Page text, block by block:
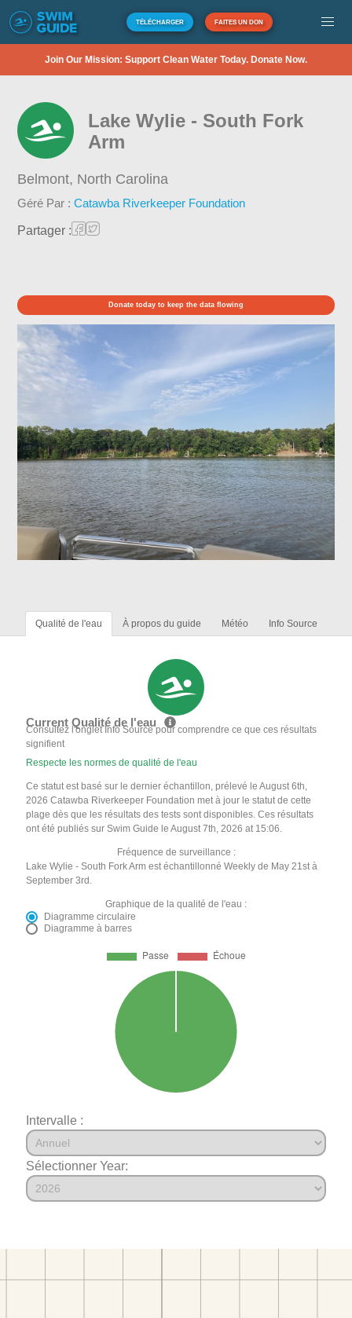
TÉLÉCHARGER FAITES UN DON
Join Our Mission: Support Clean Water Today. Donate Now.
Lake Wylie - South Fork
Arm
Belmont, North Carolina
Géré Par :Catawba Riverkeeper Foundation
Partager :
Donate today to keep the data flowing
Qualité de l'eau À propos du guide Météo Info Source
Current Qualité de l'eau
Consultez l'onglet Info Source pour comprendre ce que ces résultats
signifient
Respecte les normes de qualité de l'eau
Ce statut est basé sur le dernier échantillon, prélevé le August 6th,
2026 Catawba Riverkeeper Foundation met à jour le statut de cette
plage dès que les résultats des tests sont disponibles. Ces résultats
ont été publiés sur Swim Guide le August 7th, 2026 at 15:06.
Fréquence de surveillance :
Lake Wylie - South Fork Arm est échantillonné Weekly de May 21st à
September 3rd.
Graphique de la qualité de l'eau :
Diagramme circulaire
Diagramme à barres
Intervalle :
Sélectionner Year: